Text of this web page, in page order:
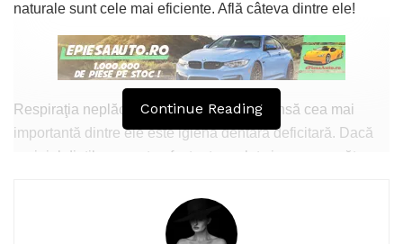
naturale sunt cele mai eficiente. Află câteva dintre ele!
Respiraţia neplăcută are cauze multiple, însă cea mai
importantă dintre ele este igiena dentară deficitară. Dacă
periajul dinţilor nu este efectuat regulat şi corespunzător,
cauzând un miros neplăcut. De asemenea, o altă cauză
este deshidratarea sau sindromul gurii uscate. Asigură-te,
Continue Reading